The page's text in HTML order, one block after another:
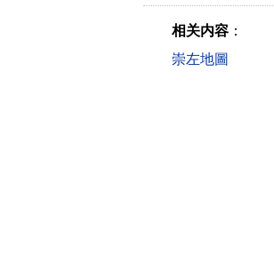
相关内容 ：
崇左地圖